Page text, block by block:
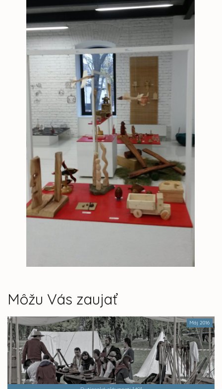
Môžu Vás zaujať
Máj 2016